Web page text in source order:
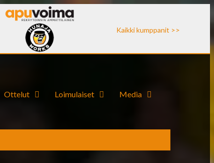
Kaikki kumppanit >>
Ottelut Loimulaiset Media